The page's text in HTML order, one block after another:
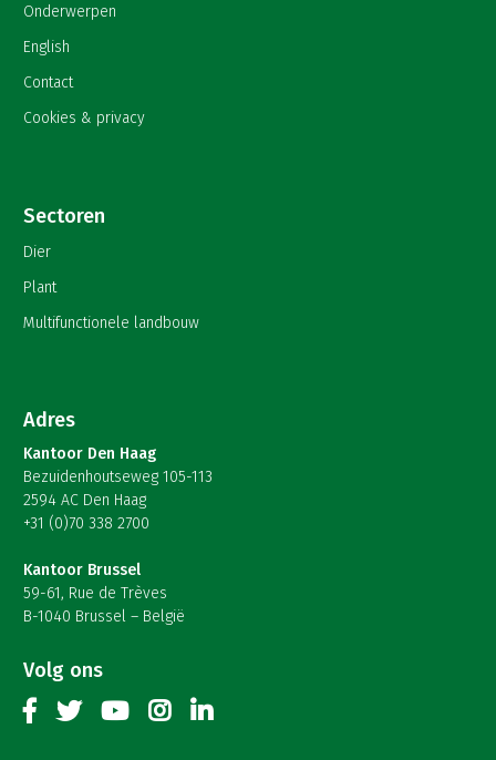
Onderwerpen
English
Contact
Cookies & privacy
Sectoren
Dier
Plant
Multifunctionele landbouw
Adres
Kantoor Den Haag
Bezuidenhoutseweg 105-113
2594 AC Den Haag
+31 (0)70 338 2700
Kantoor Brussel
59-61, Rue de Trèves
B-1040 Brussel – België
Volg ons